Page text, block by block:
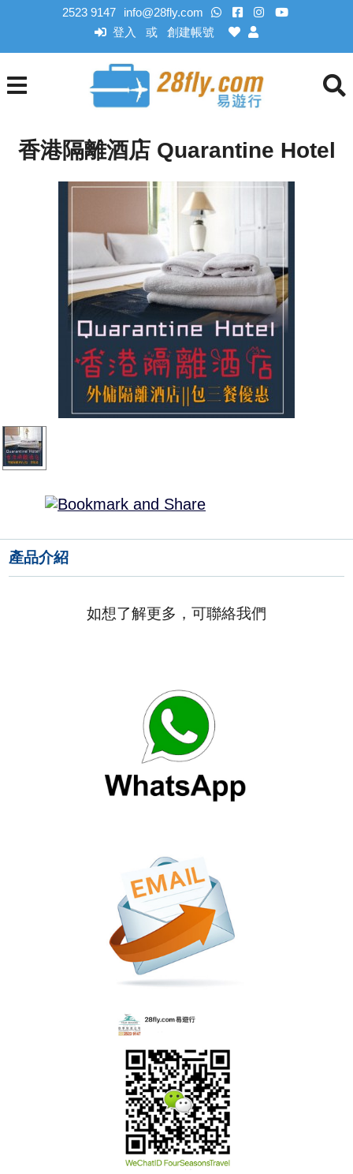
2523 9147 info@28fly.com
登入 或 創建帳號
香港隔離酒店 Quarantine Hotel
產品介紹
如想了解更多，可聯絡我們